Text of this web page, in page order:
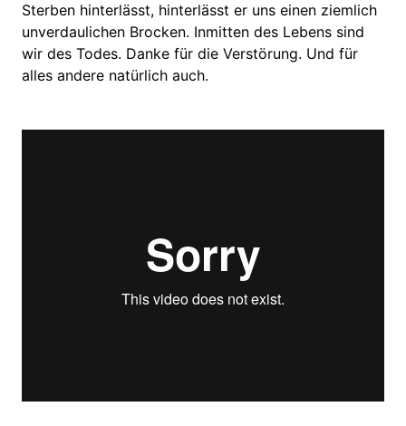
Sterben hinterlässt, hinterlässt er uns einen ziemlich
unverdaulichen Brocken. Inmitten des Lebens sind
wir des Todes. Danke für die Verstörung. Und für
alles andere natürlich auch.